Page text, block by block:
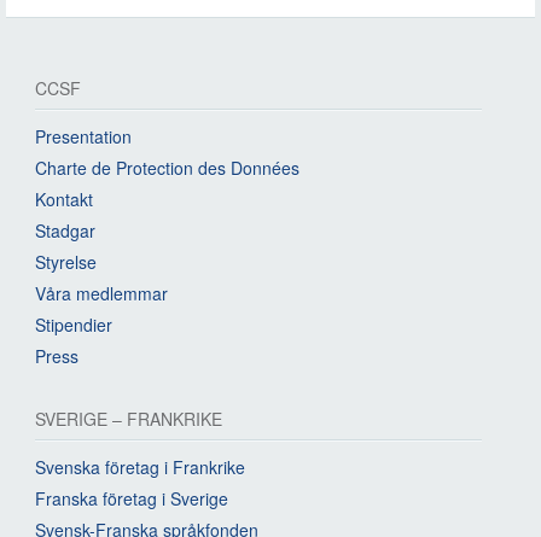
CCSF
Presentation
Charte de Protection des Données
Kontakt
Stadgar
Styrelse
Våra medlemmar
Stipendier
Press
SVERIGE – FRANKRIKE
Svenska företag i Frankrike
Franska företag i Sverige
Svensk-Franska språkfonden